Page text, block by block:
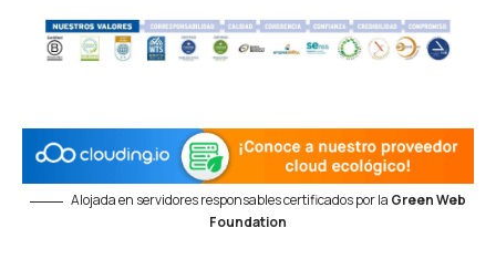
Alojada en servidores responsables certificados por la Green Web
Foundation